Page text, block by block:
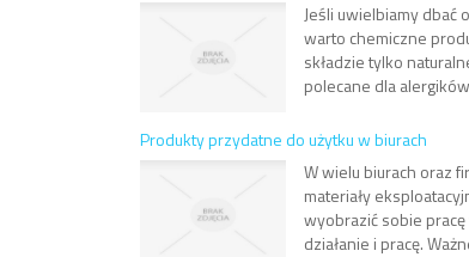
Jeśli uwielbiamy dbać
warto chemiczne
składzie tylko
polecane dla
Produkty przydatne do użytku w biurach
W wielu biurach oraz
materiały
wyobrazić sobie
działanie i pracę.